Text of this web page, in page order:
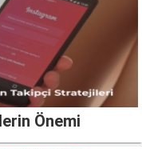
Önemi